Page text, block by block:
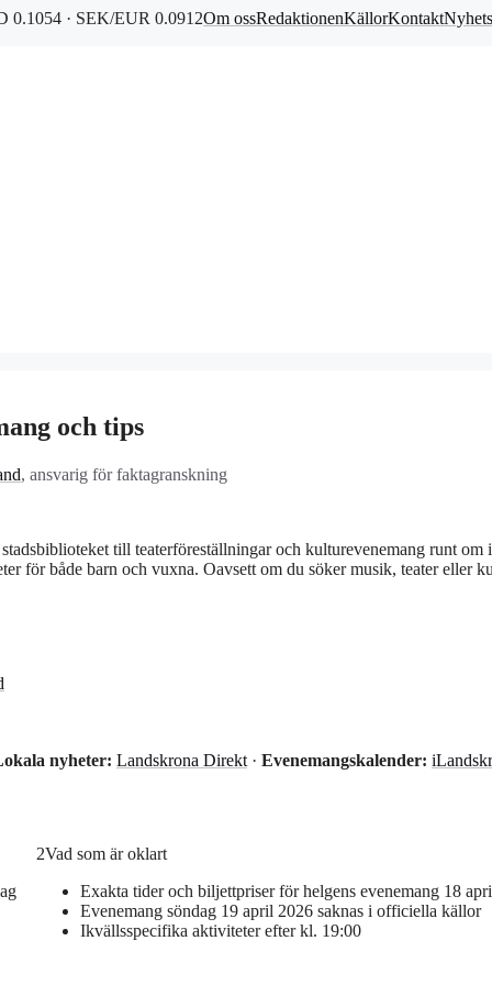
0.1054 · SEK/EUR 0.0912Om ossRedaktionenKällorKontakt
och tips
, ansvarig för faktagranskning
till teaterföreställningar och kulturevenemang runt om i
för både barn och vuxna. Oavsett om du söker musik, teater eller
nyheter: Landskrona Direkt · Evenemangskalender:
2Vad som är oklart
Exakta tider och biljettpriser för helgens evenemang 18
Evenemang söndag 19 april 2026 saknas i officiella källor
Ikvällsspecifika aktiviteter efter kl. 19:00